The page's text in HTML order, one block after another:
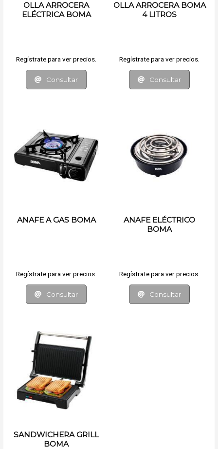
OLLA ARROCERA
ELÉCTRICA BOMA
Regístrate para ver precios.
Consultar
OLLA ARROCERA BOMA
4 LITROS
Regístrate para ver precios.
Consultar
ANAFE A GAS BOMA
Regístrate para ver precios.
Consultar
ANAFE ELÉCTRICO
BOMA
Regístrate para ver precios.
Consultar
SANDWICHERA GRILL
BOMA